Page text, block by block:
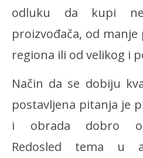
odluku da kupi
proizvođača, od
regiona ili od velikog i
Način da se dobiju
postavljena pitanja je
i obrada dobro
Redosled tema u